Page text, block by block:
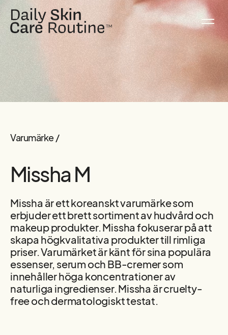
Varumärke /
Missha M
Missha är ett koreanskt varumärke som
erbjuder ett brett sortiment av hudvård och
makeup produkter. Missha fokuserar på att
skapa högkvalitativa produkter till rimliga
priser. Varumärket är känt för sina populära
essenser, serum och BB-cremer som
innehåller höga koncentrationer av
naturliga ingredienser. Missha är cruelty-
free och dermatologiskt testat.